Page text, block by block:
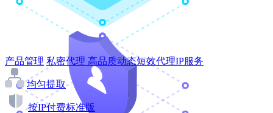
产品管理 私密代理 高品质动态短效代理IP服务
均匀提取
按IP付费标准版